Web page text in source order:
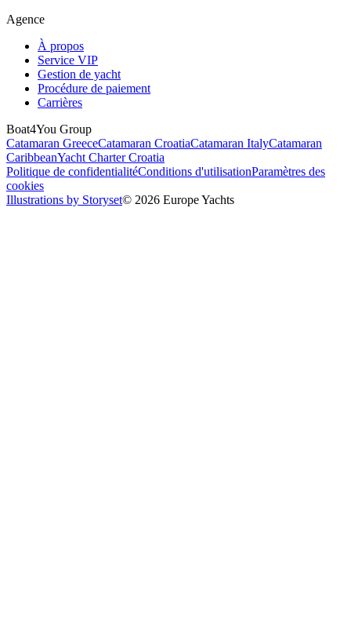
Agence
À propos
Service VIP
Gestion de yacht
Procédure de paiement
Carrières
Boat4You Group
Catamaran GreeceCatamaran CroatiaCatamaran ItalyCatamaran
CaribbeanYacht Charter Croatia
Politique de confidentialitéConditions d'utilisationParamètres des
cookies
Illustrations by Storyset© 2026 Europe Yachts